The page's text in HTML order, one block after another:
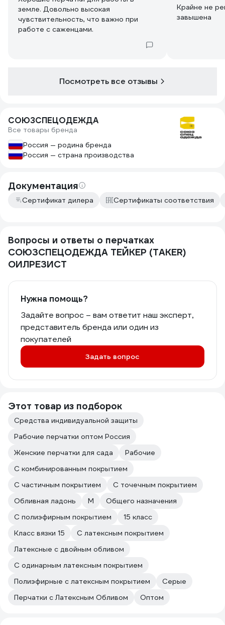
земле. Довольно высокая
чувствительность, что важно при
работе с саженцами.
Крайне не
завышена
Посмотреть все отзывы
СОЮЗСПЕЦОДЕЖДА
Все товары бренда
Россия — родина бренда
Россия — страна производства
Документация
Сертификат дилера Сертификаты соответствия
Вопросы и ответы о перчатках
СОЮЗСПЕЦОДЕЖДА ТЕЙКЕР (TAKER)
ОИЛРЕЗИСТ
Нужна помощь?
Задайте вопрос – вам ответит наш эксперт,
представитель бренда или один из
покупателей
Задать вопрос
Этот товар из подборок
Средства индивидуальной защиты
Рабочие перчатки оптом Россия
Женские перчатки для сада
Рабочие
С комбинированным покрытием
С частичным покрытием
С точечным покрытием
Обливная ладонь
M
Общего назначения
С полиэфирным покрытием
15 класс
Класс вязки 15
С латексным покрытием
Латексные с двойным обливом
С одинарным латексным покрытием
Полиэфирные с латексным покрытием
Серые
Перчатки с Латексным Обливом
Оптом